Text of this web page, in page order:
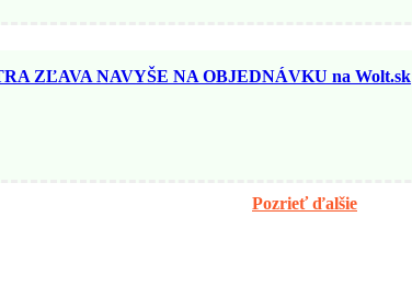
ZĽAVA NAVYŠE NA OBJEDNÁVKU na Wolt.sk
Pozrieť ďalšie